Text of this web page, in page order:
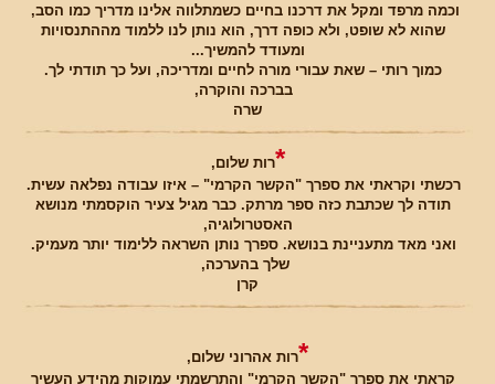
וכמה מרפד ומקל את דרכנו בחיים כשמתלווה אלינו מדריך כמו הסב,
שהוא לא שופט, ולא כופה דרך, הוא נותן לנו ללמוד מההתנסויות
ומעודד להמשיך...
כמוך רותי – שאת עבורי מורה לחיים ומדריכה, ועל כך תודתי לך.
בברכה והוקרה,
שרה
*רות שלום,
רכשתי וקראתי את ספרך "הקשר הקרמי" – איזו עבודה נפלאה עשית.
תודה לך שכתבת כזה ספר מרתק. כבר מגיל צעיר הוקסמתי מנושא
האסטרולוגיה,
ואני מאד מתעניינת בנושא. ספרך נותן השראה ללימוד יותר מעמיק.
שלך בהערכה,
קרן
*רות אהרוני שלום,
קראתי את ספרך "הקשר הקרמי" והתרשמתי עמוקות מהידע העשיר